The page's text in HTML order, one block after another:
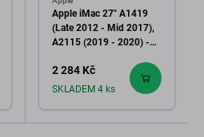
Apple iMac 27" A1419
(Late 2012 - Mid 2017),
A2115 (2019 - 2020) -
Refurbished
2 284 Kč
SKLADEM 4 ks